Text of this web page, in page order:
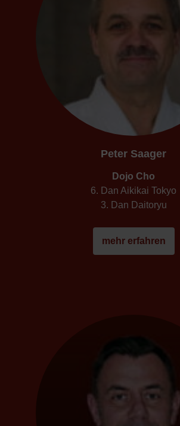
Peter Saager
Dojo Cho
6. Dan Aikikai Tokyo
3. Dan Daitoryu
mehr erfahren